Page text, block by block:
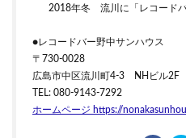
2018年冬 流川に「レコードバ
●レコードバー野中サンハウス
〒730-0028
広島市中区流川町4-3 NHビル2F
TEL: 080-9143-7292
ホームページ https://